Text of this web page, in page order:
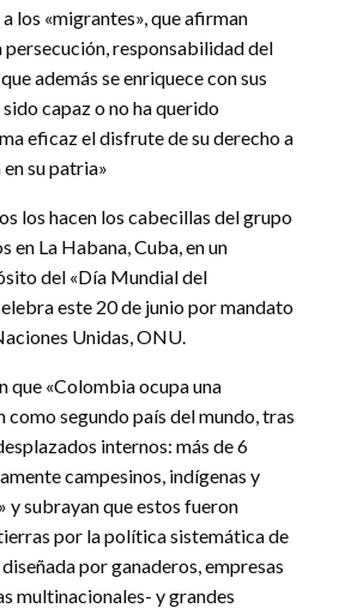
los «migrantes», que afirman
persecución, responsabilidad del
además se enriquece con sus
sido capaz o no ha querido
eficaz el disfrute de su derecho a
su patria»
los hacen los cabecillas del grupo
en La Habana, Cuba, en un
del «Día Mundial del
este 20 de junio por mandato
Unidas, ONU.
que «Colombia ocupa una
como segundo país del mundo, tras
internos: más de 6
campesinos, indígenas y
y subrayan que estos fueron
por la política sistemática de
por ganaderos, empresas
multinacionales- y grandes